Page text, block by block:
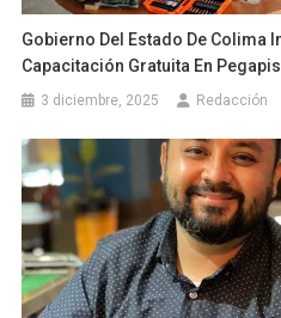
Gobierno Del Estado De Colima
Capacitación Gratuita En
3 diciembre, 2025 Redacción